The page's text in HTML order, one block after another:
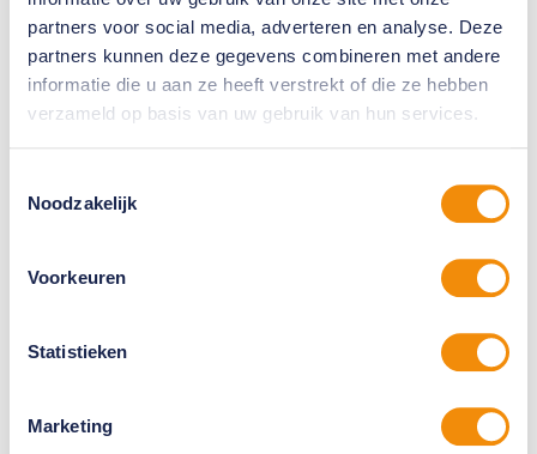
partners voor social media, adverteren en analyse. Deze
partners kunnen deze gegevens combineren met andere
informatie die u aan ze heeft verstrekt of die ze hebben
verzameld op basis van uw gebruik van hun services.
Noodzakelijk
Voorkeuren
Statistieken
Marketing